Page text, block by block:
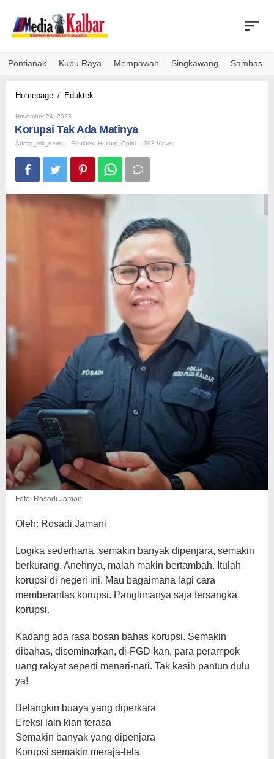
content
Pontianak Kubu Raya Mempawah Singkawang Sambas
Homepage / Eduktek
Matinya
November 24, 2023
Korupsi Tak Ada Matinya
Admin_mk_news - Eduktek Hukum Opini - 398 Views
Foto: Rosadi Jamani
Oleh: Rosadi Jamani
Logika sederhana, semakin banyak dipenjara, semakin
berkurang. Anehnya, malah makin bertambah. Itulah
korupsi di negeri ini. Mau bagaimana lagi cara
memberantas korupsi. Panglimanya saja tersangka
korupsi.
Kadang ada rasa bosan bahas korupsi. Semakin
dibahas, diseminarkan, di-FGD-kan, para perampok
uang rakyat seperti menari-nari. Tak kasih pantun dulu
ya!
Belangkin buaya yang diperkara
Ereksi lain kian terasa
Semakin banyak yang dipenjara
Korupsi semakin meraja-lela